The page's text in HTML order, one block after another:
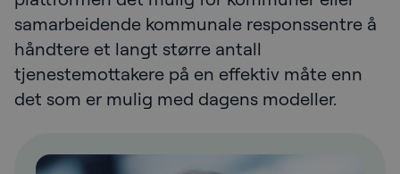
samarbeidende kommunale responssentre å
håndtere et langt større antall
tjenestemottakere på en effektiv måte enn
det som er mulig med dagens modeller.